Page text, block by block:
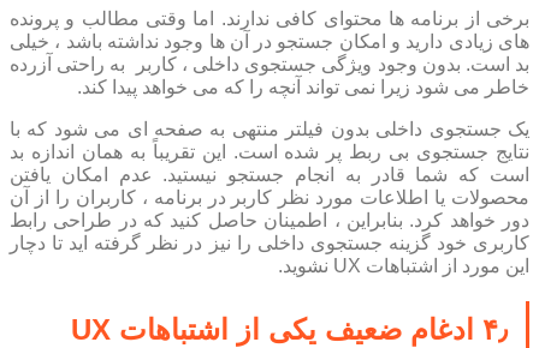
برخی از برنامه ها محتوای کافی ندارند. اما وقتی مطالب و پرونده
های زیادی دارید و امکان جستجو در آن ها وجود نداشته باشد ، خیلی
بد است. بدون وجود ویژگی جستجوی داخلی ، کاربر به راحتی آزرده
خاطر می شود زیرا نمی تواند آنچه را که می خواهد پیدا کند.
یک جستجوی داخلی بدون فیلتر منتهی به صفحه ای می شود که با
نتایج جستجوی بی ربط پر شده است. این تقریباً به همان اندازه بد
است که شما قادر به انجام جستجو نیستید. عدم امکان یافتن
محصولات یا اطلاعات مورد نظر کاربر در برنامه ، کاربران را از آن
دور خواهد کرد. بنابراین ، اطمینان حاصل کنید که در طراحی رابط
کاربری خود گزینه جستجوی داخلی را نیز در نظر گرفته اید تا دچار
این مورد از اشتباهات UX نشوید.
۴٫ ادغام ضعیف یکی از اشتباهات UX